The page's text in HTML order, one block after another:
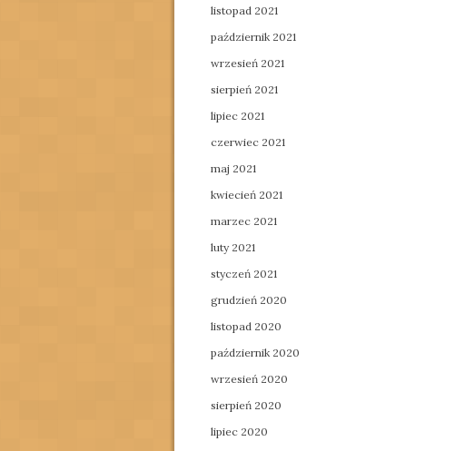
listopad 2021
październik 2021
wrzesień 2021
sierpień 2021
lipiec 2021
czerwiec 2021
maj 2021
kwiecień 2021
marzec 2021
luty 2021
styczeń 2021
grudzień 2020
listopad 2020
październik 2020
wrzesień 2020
sierpień 2020
lipiec 2020